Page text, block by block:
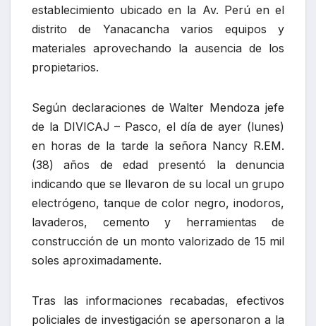
establecimiento ubicado en la Av. Perú en el
distrito de Yanacancha varios equipos y
materiales aprovechando la ausencia de los
propietarios.
Según declaraciones de Walter Mendoza jefe
de la DIVICAJ – Pasco, el día de ayer (lunes)
en horas de la tarde la señora Nancy R.EM.
(38) años de edad presentó la denuncia
indicando que se llevaron de su local un grupo
electrógeno, tanque de color negro, inodoros,
lavaderos, cemento y herramientas de
construcción de un monto valorizado de 15 mil
soles aproximadamente.
Tras las informaciones recabadas, efectivos
policiales de investigación se apersonaron a la